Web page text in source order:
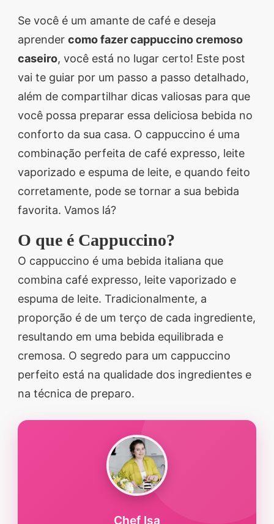
irresistíveis, refeições
saudáveis e práticas,
além de dicas exclusivas
que vão facilitar sua
vida na cozinha. 🍰🥗
Quer aprender a fazer
um almoço delicioso,
um jantar especial ou
sobremesas de dar água
na boca? Nós temos
precisa! Explore nosso
site e descubra técnicas
culinárias incríveis,
receitas rápidas e fáceis
que vão impressionar
todos ao seu redor.
Transforme suas
Se você é um amante de café e deseja
aprender como fazer cappuccino cremoso
caseiro, você está no lugar certo! Este post
vai te guiar por um passo a passo detalhado,
além de compartilhar dicas valiosas para que
você possa preparar essa deliciosa bebida no
conforto da sua casa. O cappuccino é uma
combinação perfeita de café expresso, leite
vaporizado e espuma de leite, e quando feito
corretamente, pode se tornar a sua bebida
favorita. Vamos lá?
O que é Cappuccino?
O cappuccino é uma bebida italiana que
combina café expresso, leite vaporizado e
espuma de leite. Tradicionalmente, a
proporção é de um terço de cada ingrediente,
resultando em uma bebida equilibrada e
cremosa. O segredo para um cappuccino
perfeito está na qualidade dos ingredientes e
na técnica de preparo.
Chef Isa